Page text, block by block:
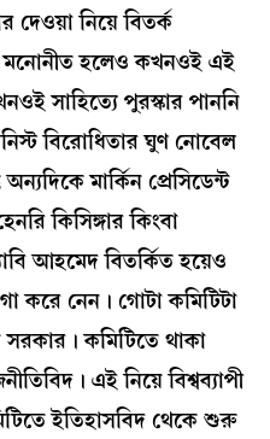
নিয়ে বিতর্ক
মনোনীত হলেও কখনওই এই
সাহিত্যে পুরস্কার পাননি
বিরোধিতার ঘুণ নোবেল
মার্কিন প্রেসিডেন্ট
কিসিঙ্গার কিংবা
আহমেদ বিতর্কিত হয়েও
করে নেন। গোটা কমিটিটা
সরকার। কমিটিতে থাকা
এই নিয়ে বিশ্বব্যাপী
ইতিহাসবিদ থেকে শুরু